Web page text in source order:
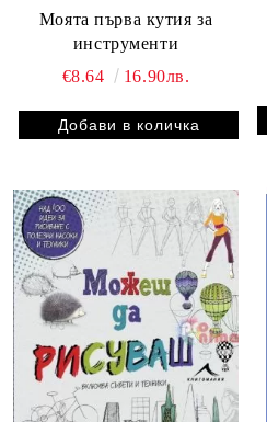
Моята първа кутия за
инструменти
€8.64
16.90лв.